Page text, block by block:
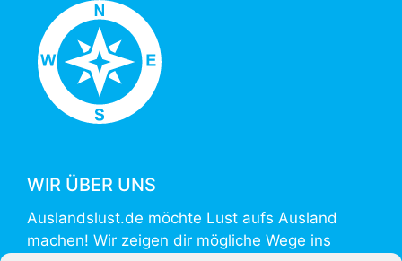
WIR ÜBER UNS
Auslandslust.de möchte Lust aufs Ausland
machen! Wir zeigen dir mögliche Wege ins